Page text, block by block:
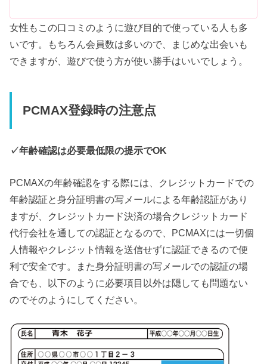
女性もこの口コミのように遊び目的で使っている人も多
いです。もちろん会員数は多いので、まじめな出会いも
できますが、遊びで使う方が使い勝手はいいでしょう。
PCMAX登録時の注意点
✓年齢確認は必要最低限の提示でOK
PCMAXの年齢確認をする際には、クレジットカードでの
年齢認証と身分証明書の写メールによる年齢認証があり
ますが、クレジットカード決済の場合クレジットカード
代行会社を通しての認証となるので、PCMAXには一切個
人情報やクレジット情報を送信せずに認証できるので便
利で安全です。また身分証明書の写メールでの認証の場
合でも、以下のように必要項目以外は隠しても問題ない
のでそのようにしてください。